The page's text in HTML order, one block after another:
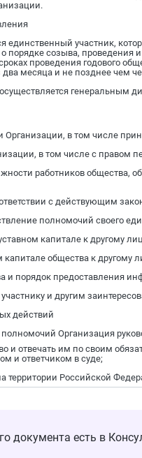
единственный участник,
о порядке созыва,
проведения годового
месяца и не позднее чем
генеральным
Организации, в том числе
в том числе с правом
работников общества,
с действующим
полномочий своего
капитале к другому
общества к другому
и порядок предоставления
и другим
действий
Организация
отвечать им по своим
и ответчиком в суде;
территории Российской
документа есть в